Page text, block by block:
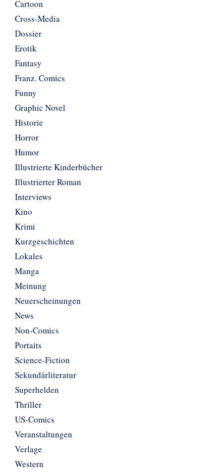
Cartoon
Cross-Media
Dossier
Erotik
Fantasy
Franz. Comics
Funny
Graphic Novel
Historie
Horror
Humor
Illustrierte Kinderbücher
Illustrierter Roman
Interviews
Kino
Krimi
Kurzgeschichten
Lokales
Manga
Meinung
Neuerscheinungen
News
Non-Comics
Portaits
Science-Fiction
Sekundärliteratur
Superhelden
Thriller
US-Comics
Veranstaltungen
Verlage
Western